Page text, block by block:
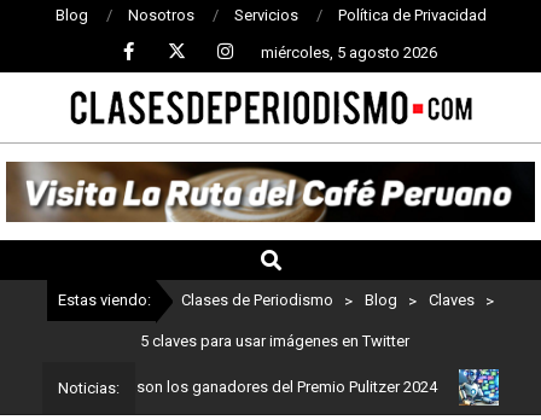
Blog Nosotros Servicios Política de Privacidad
miércoles, 5 agosto 2026
CLASES
DE
PERIODISMO
Estas viendo: Clases de Periodismo > Blog > Claves >
5 claves para usar imágenes en Twitter
Noticias:
Estos son los ganadores del Premio Pulitzer 2024